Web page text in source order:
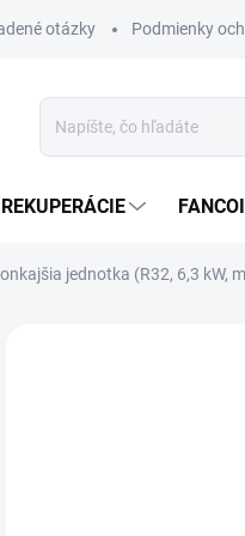
otázky Podmienky
REKUPERÁCIE
jednotka (R32, 6,3 kW,